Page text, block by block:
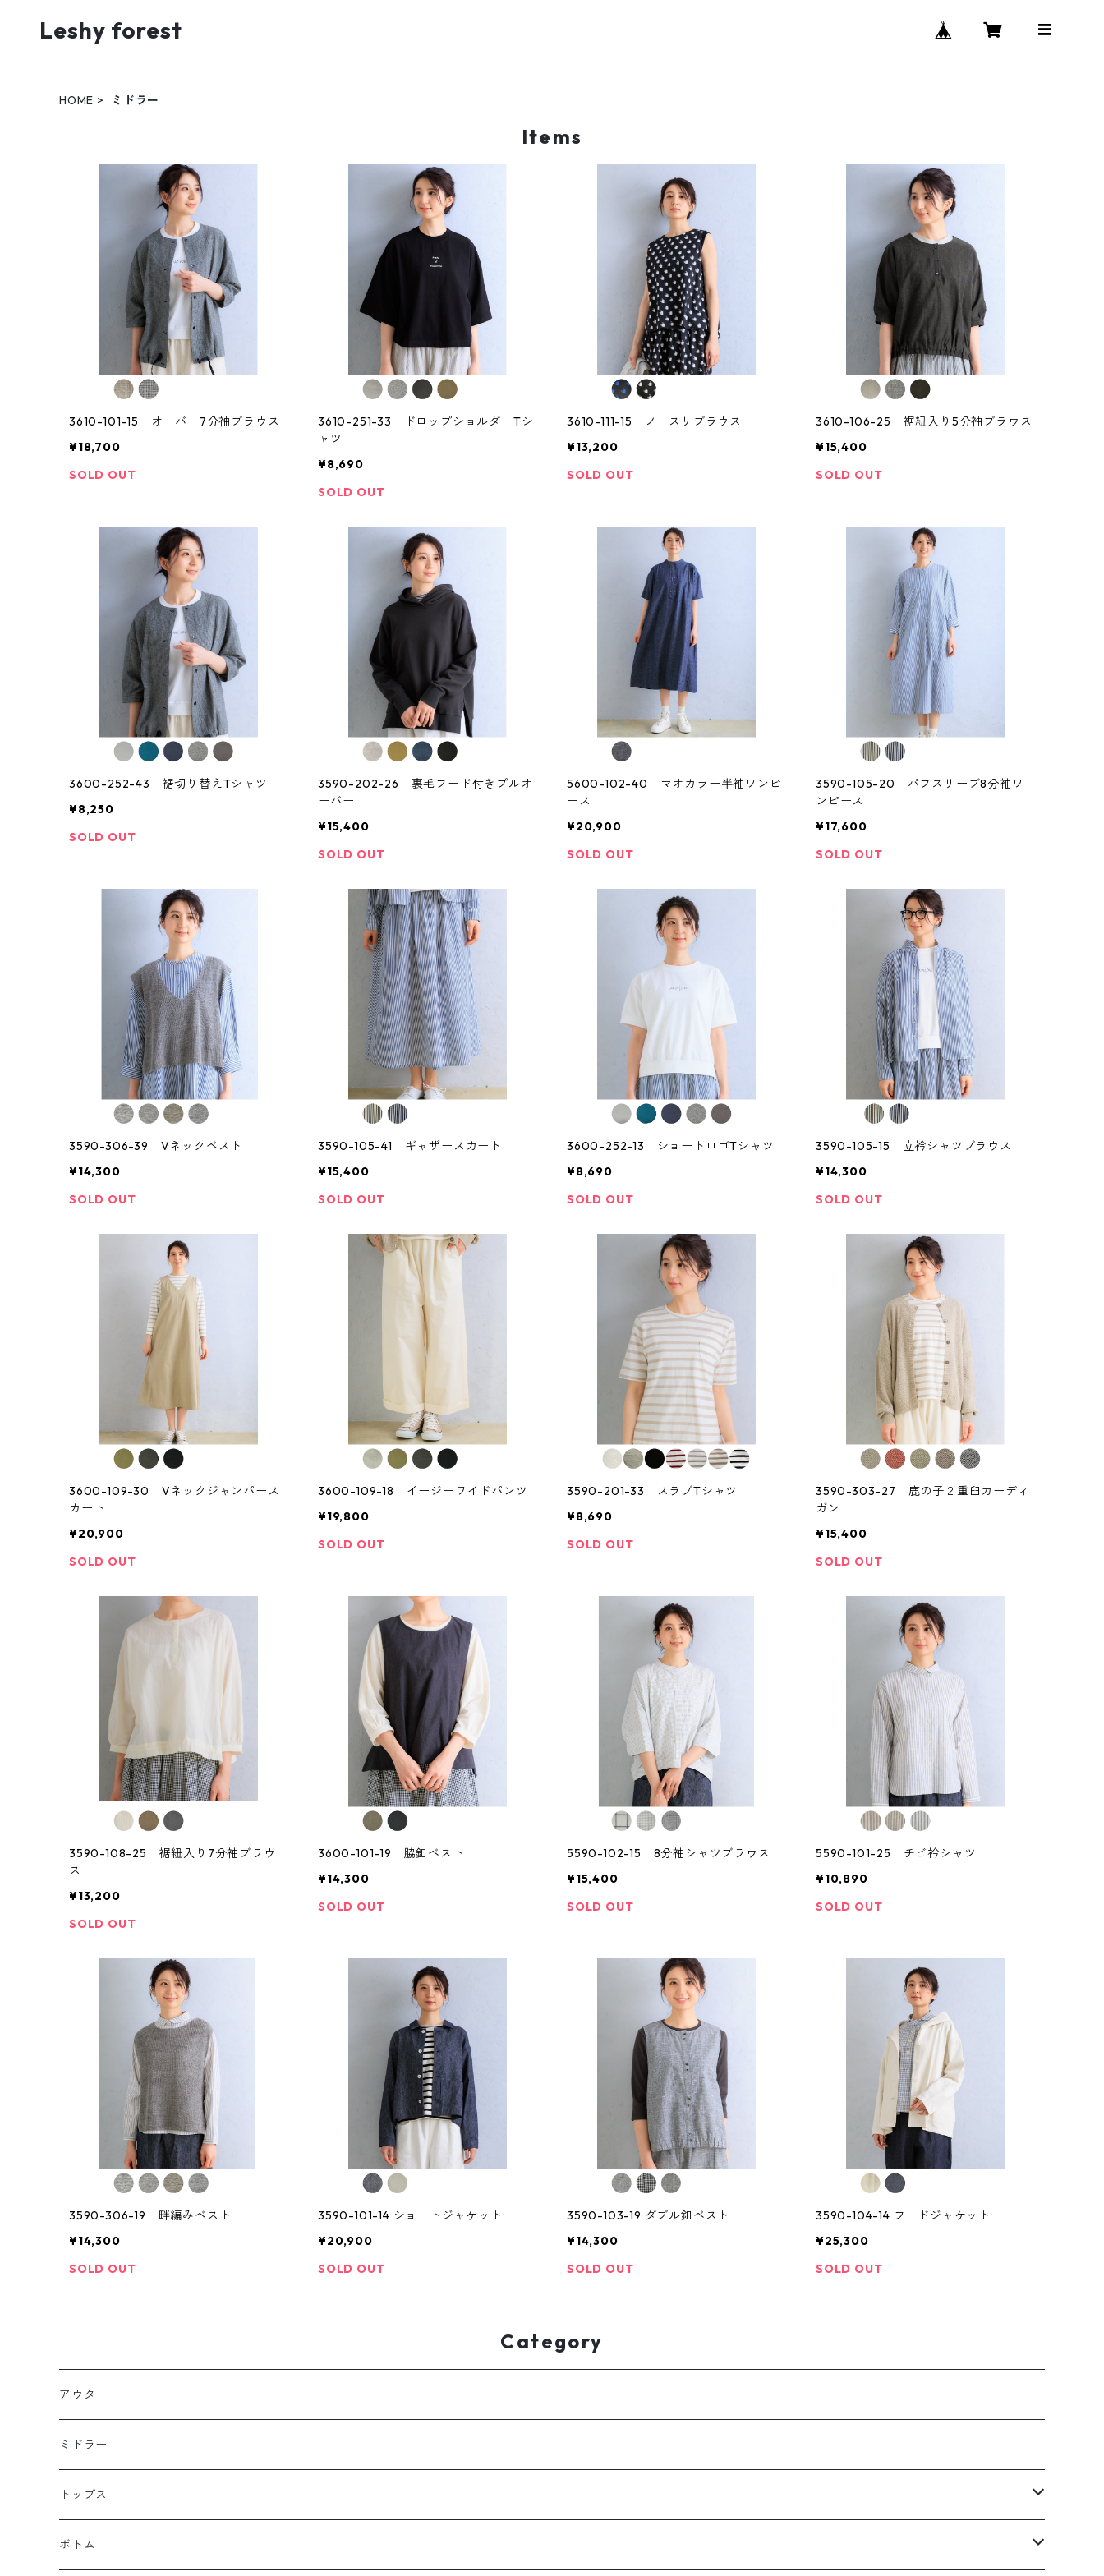
Leshy forest
HOME ミドラー
Items
3610-101-15 オーバー7分袖ブラウス
¥18,700
SOLD OUT
3610-251-33 ドロップショルダーTシ
ャツ
¥8,690
SOLD OUT
3610-111-15 ノースリブラウス
¥13,200
SOLD OUT
3610-106-25 裾紐入り5分袖ブラウス
¥15,400
SOLD OUT
3600-252-43 裾切り替えTシャツ
¥8,250
SOLD OUT
3590-202-26 裏毛フード付きプルオ
ーバー
¥15,400
SOLD OUT
5600-102-40 マオカラー半袖ワンピ
ース
¥20,900
SOLD OUT
3590-105-20 パフスリーブ8分袖ワ
ンピース
¥17,600
SOLD OUT
3590-306-39 Vネックベスト
¥14,300
SOLD OUT
3590-105-41 ギャザースカート
¥15,400
SOLD OUT
3600-252-13 ショートロゴTシャツ
¥8,690
SOLD OUT
3590-105-15 立衿シャツブラウス
¥14,300
SOLD OUT
3600-109-30 Vネックジャンパース
カート
¥20,900
SOLD OUT
3600-109-18 イージーワイドパンツ
¥19,800
SOLD OUT
3590-201-33 スラブTシャツ
¥8,690
SOLD OUT
3590-303-27 鹿の子２重臼カーディ
ガン
¥15,400
SOLD OUT
3590-108-25 裾紐入り7分袖ブラウ
ス
¥13,200
SOLD OUT
3600-101-19 脇釦ベスト
¥14,300
SOLD OUT
5590-102-15 8分袖シャツブラウス
¥15,400
SOLD OUT
5590-101-25 チビ衿シャツ
¥10,890
SOLD OUT
3590-306-19 畔編みベスト
¥14,300
SOLD OUT
3590-101-14 ショートジャケット
¥20,900
SOLD OUT
3590-103-19 ダブル釦ベスト
¥14,300
SOLD OUT
3590-104-14 フードジャケット
¥25,300
SOLD OUT
Category
アウター
ミドラー
トップス
シャツ・ブラウス
ボトム